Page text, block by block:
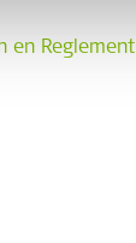
en Reglement